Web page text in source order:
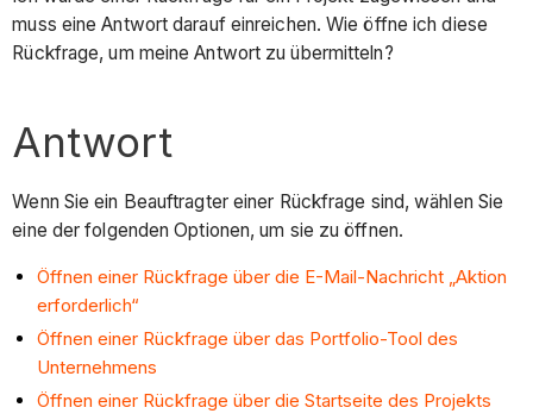
muss eine Antwort darauf einreichen. Wie öffne ich diese
Rückfrage, um meine Antwort zu übermitteln?
Antwort
Wenn Sie ein Beauftragter einer Rückfrage sind, wählen Sie
eine der folgenden Optionen, um sie zu öffnen.
Öffnen einer Rückfrage über die E-Mail-Nachricht „Aktion
erforderlich“
Öffnen einer Rückfrage über das Portfolio-Tool des
Unternehmens
Öffnen einer Rückfrage über die Startseite des Projekts